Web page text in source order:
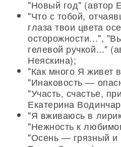
"Новый год" (автор
"Что с тобой,
глаза твои цвета
осторожности...",
гелевой ручкой..."
Неяскина);
"Как много Я живет
"Инаковость —
"Участь, счастье,
Екатерина
"Я вживаюсь в
"Нежность к
"Осень — грязный